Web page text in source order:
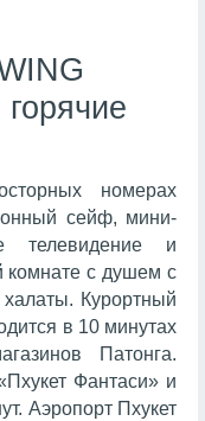
номерах
сейф, мини-
телевидение и
комнате с душем с
Курортный
в 10 минутах
Патонга.
Фантаси» и
Аэропорт Пхукет